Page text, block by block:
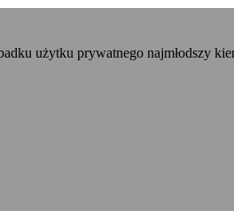
użytku prywatnego najmłodszy